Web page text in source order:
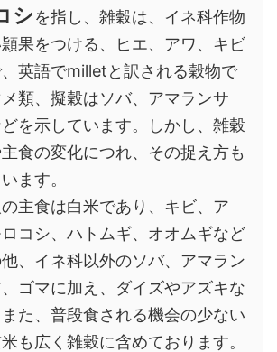
シを指し、雑穀は、イネ科作物
果をつける、ヒエ、アワ、キビ
英語でmilletと訳される穀物で
類、擬穀はソバ、アマランサ
を示しています。しかし、雑穀
食の変化につれ、その捉え方も
ます。
主食は白米であり、キビ、ア
コシ、ハトムギ、オオムギなど
、イネ科以外のソバ、アマラン
ゴマに加え、ダイズやアズキな
た、普段食される機会の少ない
も広く雑穀に含めております。